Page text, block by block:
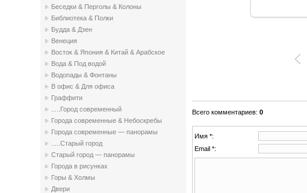
Беседки & Перголы & Колоны
Библиотека & Полки
Будда & Дзен
Венеция
Восток & Япония & Китай & Арабское
Вода & Под водой
Водопады & Фонтаны
В офис & Для офиса
Граффити
.....Город современный
Города современные & Небоскребы
Города современные — панорамы
.....Старый город
Старый город — панорамы
Города в рисунках
Горы & Холмы
Двери
Всего комментариев:0
Имя *:
Email *: